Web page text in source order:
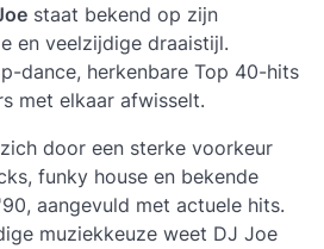
staat bekend op zijn
en veelzijdige draaistijl.
dance, herkenbare Top 40-hits
met elkaar afwisselt.
door een sterke voorkeur
funky house en bekende
aangevuld met actuele hits.
muziekkeuze weet DJ Joe